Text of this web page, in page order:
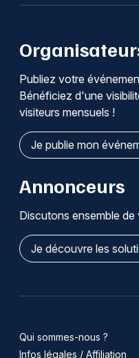
Publiez votre
Bénéficiez d'une
visiteurs mensuels !
Je publie mon
Annonceurs
Discutons ensemble
Je découvre les
Qui sommes-nous ?
Infos légales / Affiliation